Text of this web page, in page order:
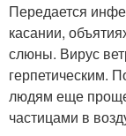
Передается
касании,
слюны. Вирус
герпетическим.
людям еще
частицами в